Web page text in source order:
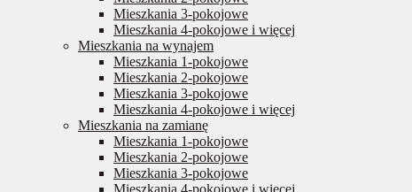
Mieszkania 3-pokojowe
Mieszkania 4-pokojowe i więcej
Mieszkania na wynajem
Mieszkania 1-pokojowe
Mieszkania 2-pokojowe
Mieszkania 3-pokojowe
Mieszkania 4-pokojowe i więcej
Mieszkania na zamianę
Mieszkania 1-pokojowe
Mieszkania 2-pokojowe
Mieszkania 3-pokojowe
Mieszkania 4-pokojowe i więcej